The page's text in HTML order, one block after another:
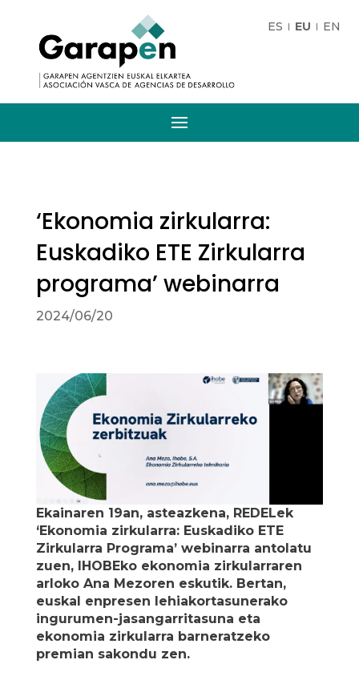
ES EU EN
‘Ekonomia zirkularra:
Euskadiko ETE Zirkularra
programa’ webinarra
2024/06/20
Ekainaren 19an, asteazkena, REDELek
‘Ekonomia zirkularra: Euskadiko ETE
Zirkularra Programa’ webinarra antolatu
zuen, IHOBEko ekonomia zirkularraren
arloko Ana Mezoren eskutik. Bertan,
euskal enpresen lehiakortasunerako
ingurumen-jasangarritasuna eta
ekonomia zirkularra barneratzeko
premian sakondu zen.